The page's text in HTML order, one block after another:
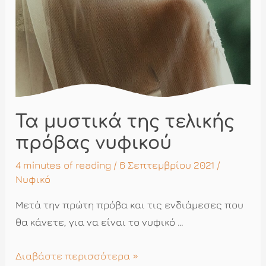
Τα μυστικά της τελικής
πρόβας νυφικού
4 minutes of reading / 6 Σεπτεμβρίου 2021 /
Νυφικό
Μετά την πρώτη πρόβα και τις ενδιάμεσες που
θα κάνετε, για να είναι το νυφικό …
Τα
Διαβάστε περισσότερα »